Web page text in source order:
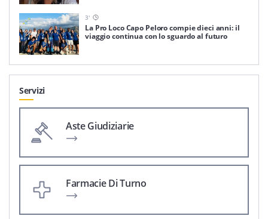
3'
La Pro Loco Capo Peloro compie dieci anni: il
viaggio continua con lo sguardo al futuro
Servizi
Aste Giudiziarie
Farmacie Di Turno